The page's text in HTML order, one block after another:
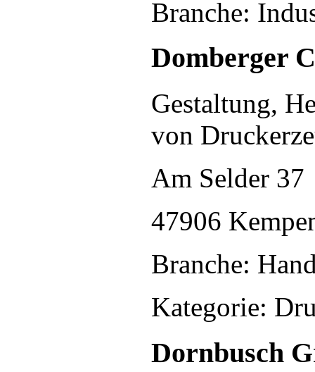
Branche:
Domberger
Gestaltung,
von
Am Selder 37
47906
Branche:
Kategorie:
Dornbusch